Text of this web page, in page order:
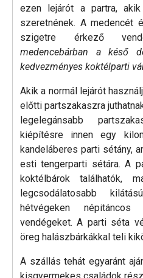
ezen lejárót a partra,
szeretnének. A medencét
szigetre érkező
medencebárban a késő
kedvezményes koktélparti
Akik a normál lejárót
előtti partszakaszra
legelegánsabb
kiépítésre innen egy
kandeláberes parti sétány,
esti tengerparti sétára. A
koktélbárok találhatók,
legcsodálatosabb
hétvégeken
vendégeket. A parti séta
öreg halászbárkákkal teli
A szállás tehát egyaránt